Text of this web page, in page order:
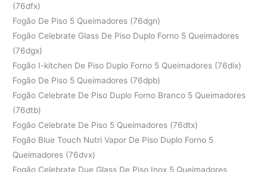
(76dfx)
Fogão De Piso 5 Queimadores (76dgn)
Fogão Celebrate Glass De Piso Duplo Forno 5 Queimadores
(76dgx)
Fogão I-kitchen De Piso Duplo Forno 5 Queimadores (76dix)
Fogão De Piso 5 Queimadores (76dpb)
Fogão Celebrate De Piso Duplo Forno Branco 5 Queimadores
(76dtb)
Fogão Celebrate De Piso 5 Queimadores (76dtx)
Fogão Blue Touch Nutri Vapor De Piso Duplo Forno 5
Queimadores (76dvx)
Fogão Celebrate Due Glass De Piso Inox 5 Queimadores